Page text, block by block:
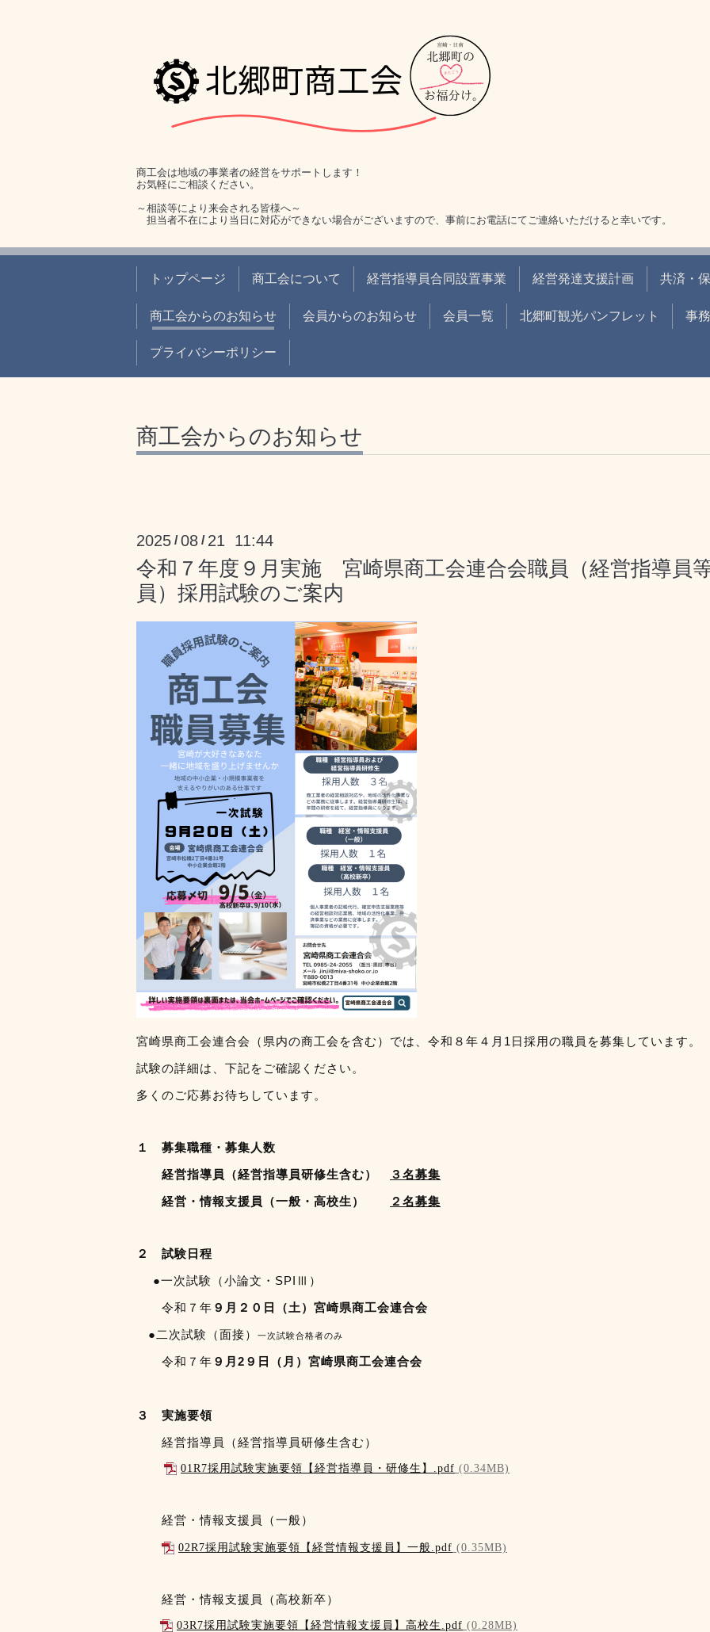
商工会は地域の事業者の経営をサポートします！
お気軽にご相談ください。
～相談等により来会される皆様へ～
担当者不在により当日に対応ができない場合がございますので、事前にお電話にてご連絡いただけると幸いです。
トップページ 商工会について 経営指導員合同設置事業 経営発達支援計画 共済・
商工会からのお知らせ 会員からのお知らせ 会員一覧 北郷町観光パンフレット 事
プライバシーポリシー
商工会からのお知らせ
2025 /08 / 21 11:44
令和７年度９月実施 宮崎県商工会連合会職員（経営指導員
員）採用試験のご案内
宮崎県商工会連合会（県内の商工会を含む） では、令和８年４月1日採用の職員を募集しています。
試験の詳細は、下記をご確認ください。
多くのご応募お待ちしています。
１ 募集職種・募集人数
経営指導員（経営指導員研修生含む）
３名募集
経営・情報支援員（一般・高校生）
２名募集
２ 試験日程
●一次試験（小論文・SPIⅢ）
令和７年 ９ 月２０日（土） 宮崎県商工会連合会
●二次試験（面接）
一次試験合格者のみ
令和７年 ９ 月2９日（月 ）宮崎県商工会連合会
３ 実施要領
経営指導員（経営指導員研修生含む）
01R7採用試験実施要領【経営指導員・研修生】.pdf (0.34MB)
経営・情報支援員（一般）
02R7採用試験実施要領【経営情報支援員】一般.pdf (0.35MB)
経営・情報支援員（高校新卒）
03R7採用試験実施要領【経営情報支援員】高校生.pdf (0.28MB)